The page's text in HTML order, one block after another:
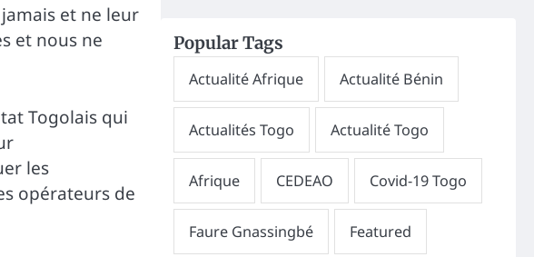
et ne leur
et nous ne
Togolais qui
les
opérateurs de
Popular Tags